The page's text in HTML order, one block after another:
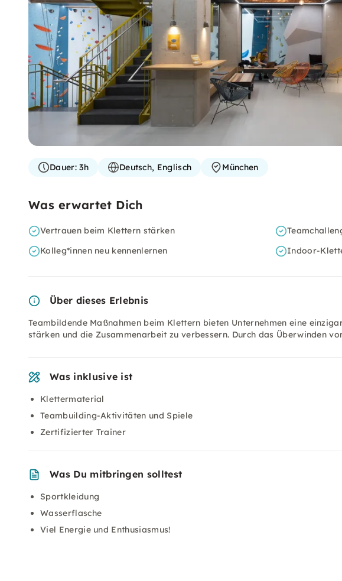
Dauer:3h Deutsch, Englisch München
Was erwartet Dich
Vertrauen beim Klettern stärken
Kolleg*innen neu kennenlernen
Indoor-
Über dieses Erlebnis
Teambildende Maßnahmen beim Klettern bieten Unternehmen eine
stärken und die Zusammenarbeit zu verbessern. Durch das Überwinden
Was inklusive ist
Klettermaterial
Teambuilding-Aktivitäten und Spiele
Zertifizierter Trainer
Was Du mitbringen solltest
Sportkleidung
Wasserflasche
Viel Energie und Enthusiasmus!